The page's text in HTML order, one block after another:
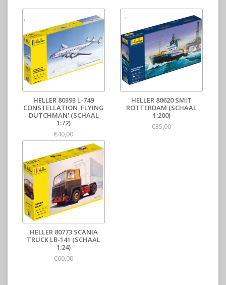
HELLER 80393 L-749
CONSTELLATION 'FLYING
DUTCHMAN' (SCHAAL
1:72)
€40,00
HELLER 80620 SMIT
ROTTERDAM (SCHAAL
1:200)
€35,00
HELLER 80773 SCANIA
TRUCK LB-141 (SCHAAL
1:24)
€60,00